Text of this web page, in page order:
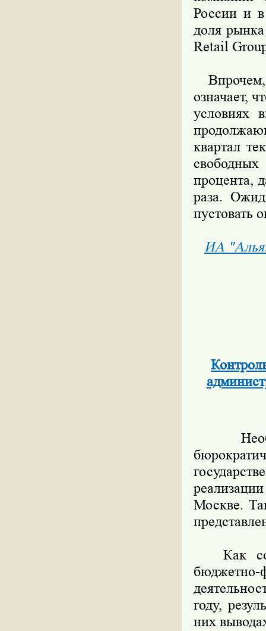
России и
доля
Retail
Впрочем,
означает,
условиях
квартал
процента,
раза.
пустовать
ИА
Москве.
Как
бюджетно-
году,
них